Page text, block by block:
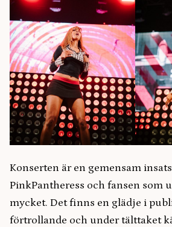
Konserten är en gemensam
PinkPantheress och fansen som
mycket. Det finns en glädje i
förtrollande och under tälttaket